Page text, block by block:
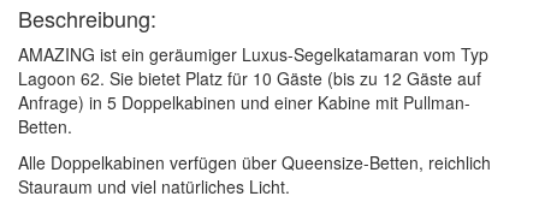
Beschreibung:
AMAZING ist ein geräumiger Luxus-Segelkatamaran vom Typ
Lagoon 62. Sie bietet Platz für 10 Gäste (bis zu 12 Gäste auf
Anfrage) in 5 Doppelkabinen und einer Kabine mit Pullman-
Betten.
Alle Doppelkabinen verfügen über Queensize-Betten, reichlich
Stauraum und viel natürliches Licht.